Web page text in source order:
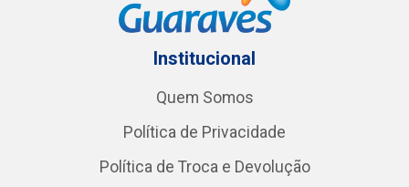
Institucional
Quem Somos
Política de Privacidade
Política de Troca e Devolução